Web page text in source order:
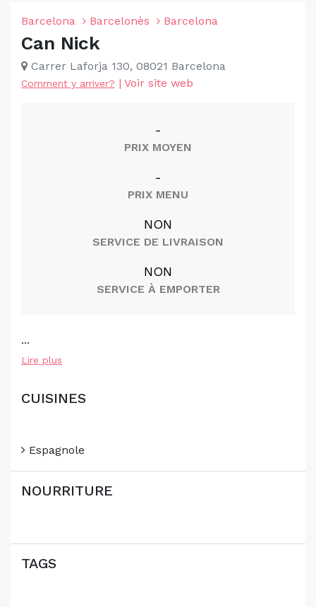
Barcelona Barcelonès Barcelona
Can Nick
Carrer Laforja 130, 08021 Barcelona
Comment y arriver? | Voir site web
-
PRIX MOYEN
-
PRIX MENU
NON
SERVICE DE LIVRAISON
NON
SERVICE À EMPORTER
...
Lire plus
CUISINES
Espagnole
NOURRITURE
TAGS